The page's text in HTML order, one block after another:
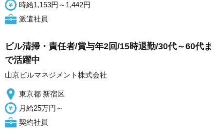
時給1,153円～1,442円
派遣社員
ビル清掃・責任者/賞与年2回/15時退勤/30代～60代ま
で活躍中
山京ビルマネジメント株式会社
東京都 新宿区
月給25万円～
契約社員